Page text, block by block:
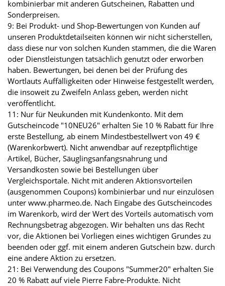
kombinierbar mit anderen Gutscheinen, Rabatten und
Sonderpreisen.
9: Bei Produkt- und Shop-Bewertungen von Kunden auf
unseren Produktdetailseiten können wir nicht sicherstellen,
dass diese nur von solchen Kunden stammen, die die Waren
oder Dienstleistungen tatsächlich genutzt oder erworben
haben. Bewertungen, bei denen bei der Prüfung des
Wortlauts Auffälligkeiten oder Hinweise festgestellt werden,
die insoweit zu Zweifeln Anlass geben, werden nicht
veröffentlicht.
11: Nur für Neukunden mit Kundenkonto. Mit dem
Gutscheincode "10NEU26" erhalten Sie 10 % Rabatt für Ihre
erste Bestellung, ab einem Mindestbestellwert von 49 €
(Warenkorbwert). Nicht anwendbar auf rezeptpflichtige
Artikel, Bücher, Säuglingsanfangsnahrung und
Versandkosten sowie bei Bestellungen über
Vergleichsportale. Nicht mit anderen Aktionsvorteilen
(ausgenommen Coupons) kombinierbar und nur einzulösen
unter www.pharmeo.de. Nach Eingabe des Gutscheincodes
im Warenkorb, wird der Wert des Vorteils automatisch vom
Rechnungsbetrag abgezogen. Wir behalten uns das Recht
vor, die Aktionen bei Vorliegen eines wichtigen Grundes zu
beenden oder ggf. mit einem anderen Gutschein bzw. durch
eine andere Aktion zu ersetzen.
21: Bei Verwendung des Coupons "Summer20" erhalten Sie
20 % Rabatt auf viele Pierre Fabre-Produkte. Nicht